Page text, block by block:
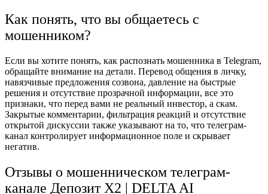
Как понять, что вы общаетесь с
мошенником?
Если вы хотите понять, как распознать мошенника в Telegram,
обращайте внимание на детали. Перевод общения в личку,
навязчивые предложения созвона, давление на быстрые
решения и отсутствие прозрачной информации, все это
признаки, что перед вами не реальный инвестор, а скам.
Закрытые комментарии, фильтрация реакций и отсутствие
открытой дискуссии также указывают на то, что телеграм-
канал контролирует информационное поле и скрывает
негатив.
Отзывы о мошенническом телеграм-
канале Депозит Х2 | DELTA AI